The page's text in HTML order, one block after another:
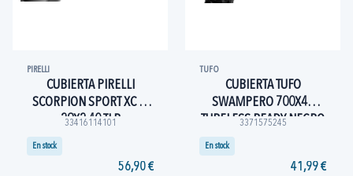
PIRELLI
CUBIERTA PIRELLI
SCORPION SPORT XC M
29X2.40 TLR
33416114101
En stock
56,90 €
TUFO
CUBIERTA TUFO
SWAMPERO 700X40
TUBELESS READY NEGRO
3371575245
En stock
41,99 €